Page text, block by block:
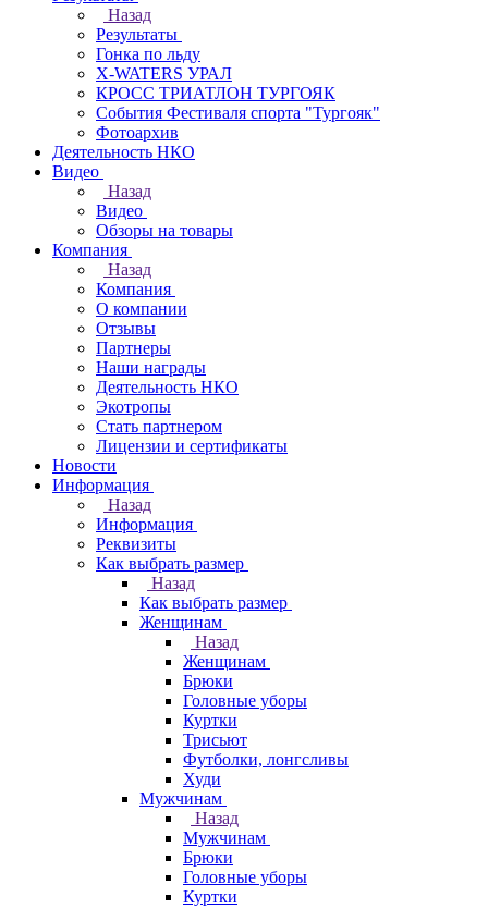
Назад
Результаты
Гонка по льду
X-WATERS УРАЛ
КРОСС ТРИАТЛОН ТУРГОЯК
События Фестиваля спорта "Тургояк"
Фотоархив
Деятельность НКО
Видео
Назад
Видео
Обзоры на товары
Компания
Назад
Компания
О компании
Отзывы
Партнеры
Наши награды
Деятельность НКО
Экотропы
Стать партнером
Лицензии и сертификаты
Новости
Информация
Назад
Информация
Реквизиты
Как выбрать размер
Назад
Как выбрать размер
Женщинам
Назад
Женщинам
Брюки
Головные уборы
Куртки
Трисьют
Футболки, лонгсливы
Худи
Мужчинам
Назад
Мужчинам
Брюки
Головные уборы
Куртки